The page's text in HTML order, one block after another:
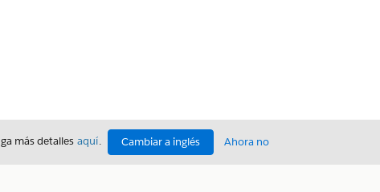
más detalles aquí. Cambiar a inglés Ahora no